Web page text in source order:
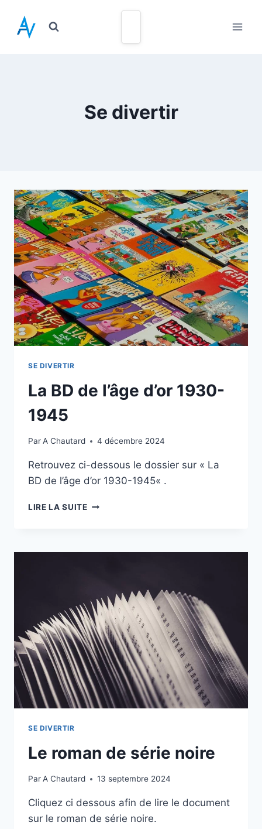
Se divertir
SE DIVERTIR
La BD de l’âge d’or 1930-
1945
ParA Chautard 4 décembre 2024
Retrouvez ci-dessous le dossier sur « La
BD de l’âge d’or 1930-1945« .
LIRE LA SUITE
SE DIVERTIR
Le roman de série noire
ParA Chautard 13 septembre 2024
Cliquez ci dessous afin de lire le document
sur le roman de série noire.